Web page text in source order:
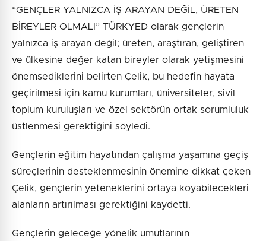
“GENÇLER YALNIZCA İŞ ARAYAN DEĞİL, ÜRETEN
BİREYLER OLMALI” TÜRKYED olarak gençlerin
yalnızca iş arayan değil; üreten, araştıran, geliştiren
ve ülkesine değer katan bireyler olarak yetişmesini
önemsediklerini belirten Çelik, bu hedefin hayata
geçirilmesi için kamu kurumları, üniversiteler, sivil
toplum kuruluşları ve özel sektörün ortak sorumluluk
üstlenmesi gerektiğini söyledi.
Gençlerin eğitim hayatından çalışma yaşamına geçiş
süreçlerinin desteklenmesinin önemine dikkat çeken
Çelik, gençlerin yeteneklerini ortaya koyabilecekleri
alanların artırılması gerektiğini kaydetti.
Gençlerin geleceğe yönelik umutlarının